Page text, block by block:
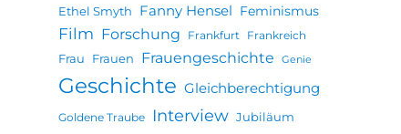
Ethel Smyth Fanny Hensel Feminismus
Film Forschung Frankfurt Frankreich
Frau Frauen Frauengeschichte Genie
Geschichte Gleichberechtigung
Goldene Traube Interview Jubiläum